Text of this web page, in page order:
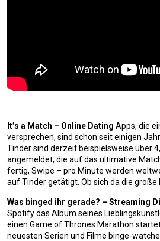
It’s a Match – Online Dating Apps, die
versprechen, sind schon seit einigen
Tinder sind derzeit beispielsweise über
angemeldet, die auf das ultimative
fertig, Swipe – pro Minute werden
auf Tinder getätigt. Ob sich da die große
Was binged ihr gerade? – Streaming
Spotify das Album seines
einen Game of Thrones Marathon
neuesten Serien und Filme binge-